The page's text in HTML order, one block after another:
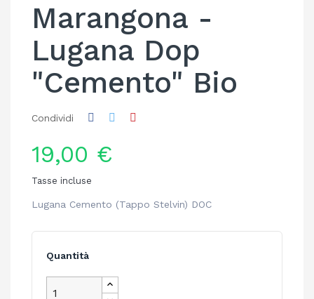
Marangona -
Lugana Dop
"Cemento" Bio
Condividi
19,00 €
Tasse incluse
Lugana Cemento (Tappo Stelvin) DOC
Quantità